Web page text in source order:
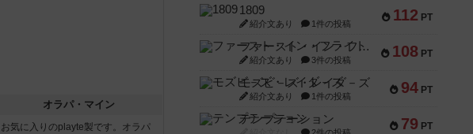
オラパ・マイン
お気に入りのplayte製です。オラパ
112 PT
1809
紹介文あり 1件の投稿
108 PT
ファースト・イン・フライト
紹介文あり 3件の投稿
94 PT
モズビ－ズ・レイダ－ズ
紹介文あり 1件の投稿
79 PT
テンプテーション